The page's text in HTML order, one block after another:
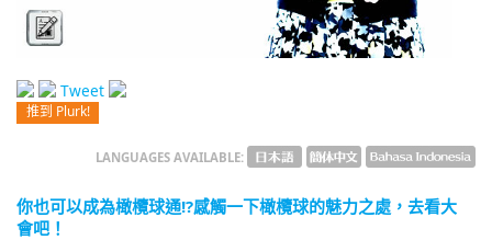
Bahasa Indonesia
Tweet
推到 Plurk!
LANGUAGES AVAILABLE:
你也可以成為橄欖球通!?感觸一下橄欖球的魅力之處，去看大
會吧！